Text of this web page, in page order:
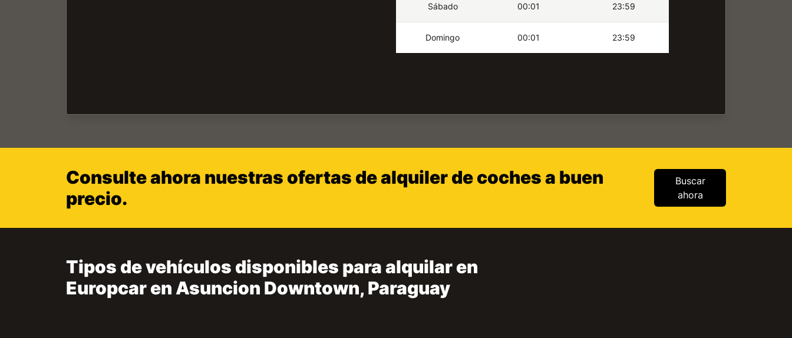
Sábado 00:01 23:59
Domingo 00:01 23:59
Consulte ahora nuestras ofertas de alquiler de coches a buen
precio.
Buscar
ahora
Tipos de vehículos disponibles para alquilar en
Europcar en Asuncion Downtown, Paraguay